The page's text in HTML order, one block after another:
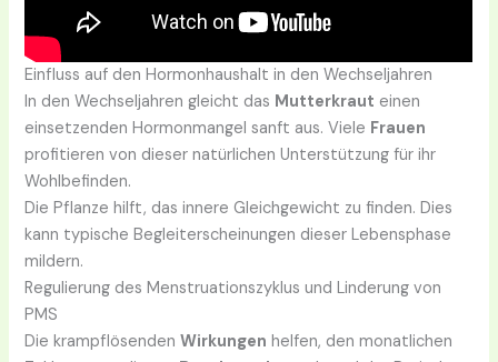
Einfluss auf den Hormonhaushalt in den Wechseljahren
In den Wechseljahren gleicht das Mutterkraut einen
einsetzenden Hormonmangel sanft aus. Viele Frauen
profitieren von dieser natürlichen Unterstützung für ihr
Wohlbefinden.
Die Pflanze hilft, das innere Gleichgewicht zu finden. Dies
kann typische Begleiterscheinungen dieser Lebensphase
mildern.
Regulierung des Menstruationszyklus und Linderung von
PMS
Die krampflösendenWirkungen helfen, den monatlichen